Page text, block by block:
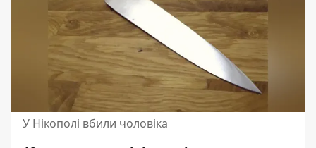
У Нікополі вбили чоловіка